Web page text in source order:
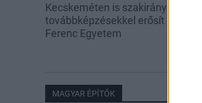
Kecskeméten is szakirányú
továbbképzésekkel erősít a Gál
Ferenc Egyetem
MAGYAR ÉPÍTŐK